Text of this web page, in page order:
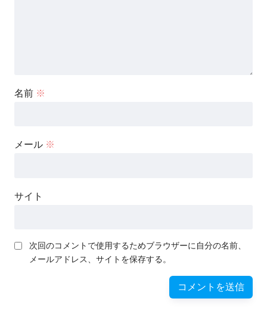
名前 ※
メール ※
サイト
次回のコメントで使用するためブラウザーに自分の名前、
メールアドレス、サイトを保存する。